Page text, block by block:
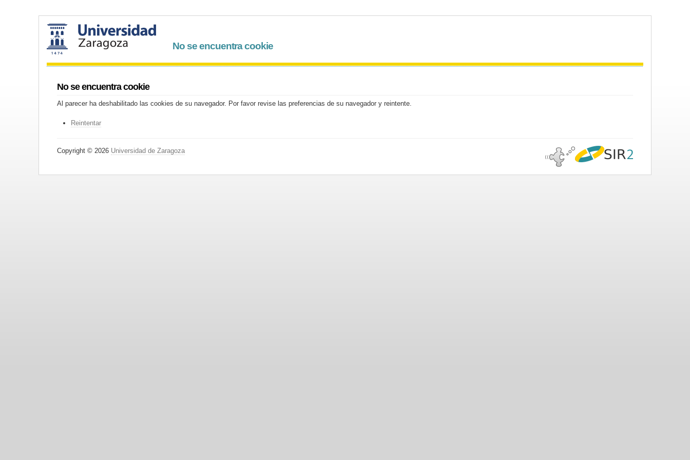
No se encuentra cookie
No se encuentra cookie
Al parecer ha deshabilitado las cookies de su navegador. Por favor revise las preferencias de su navegador y reintente.
Reintentar
Copyright © 2026 Universidad de Zaragoza